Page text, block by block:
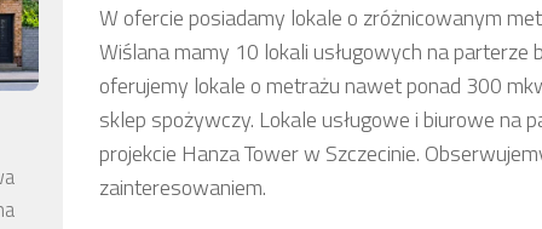
W ofercie posiadamy lokale o zróżnicowanym
Wiślana mamy 10 lokali usługowych na
oferujemy lokale o metrażu nawet ponad 300
sklep spożywczy. Lokale usługowe i biurowe na
projekcie Hanza Tower w Szczecinie.
zainteresowaniem.